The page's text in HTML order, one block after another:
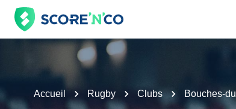
Accueil Rugby Clubs Bouches-